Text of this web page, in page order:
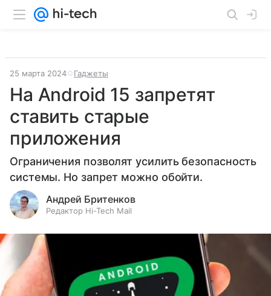
25 марта 2024 Гаджеты
На Android 15 запретят
ставить старые
приложения
Ограничения позволят усилить безопасность
системы. Но запрет можно обойти.
Андрей Бритенков
Редактор Hi-Tech Mail